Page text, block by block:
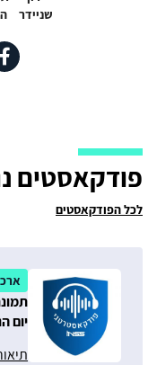
שניידר
פודקאסטים
לכל הפודקאסטים
יום